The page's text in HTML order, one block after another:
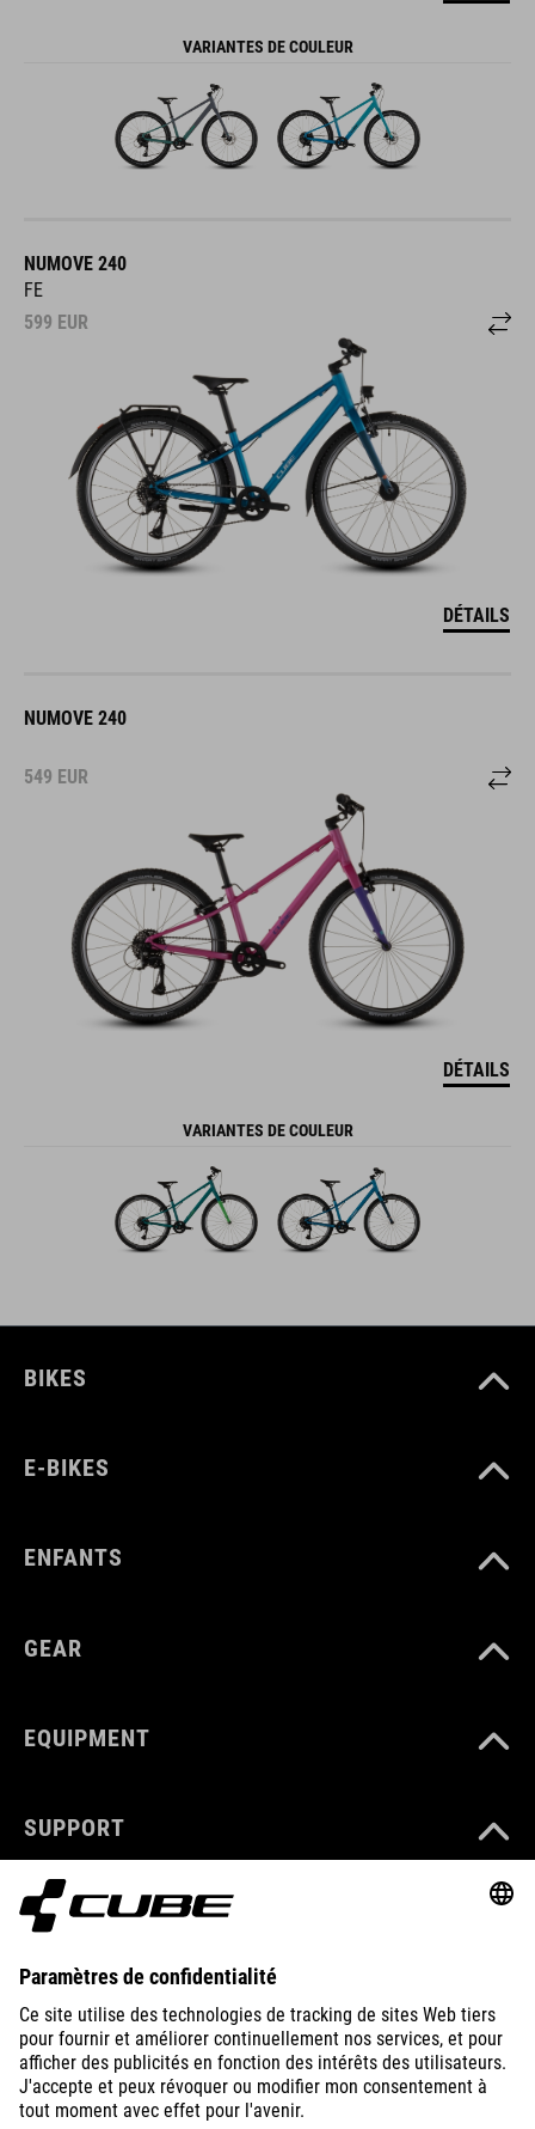
VARIANTES DE COULEUR
NUMOVE 240
FE
599 EUR
DÉTAILS
NUMOVE 240
549 EUR
DÉTAILS
VARIANTES DE COULEUR
BIKES
E-BIKES
ENFANTS
GEAR
EQUIPMENT
SUPPORT
ABOUT US
EXPLORE